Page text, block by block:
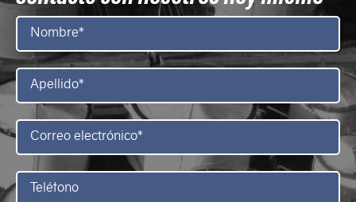
Nombre
Apellido
Correo
electrónico
*
Teléfono